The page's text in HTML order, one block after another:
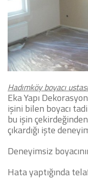
Hadımköy boyacı ustası
Eka Yapı
işini bilen boyacı
bu işin
çıkardığı işte
Deneyimsiz
Hata yaptığında